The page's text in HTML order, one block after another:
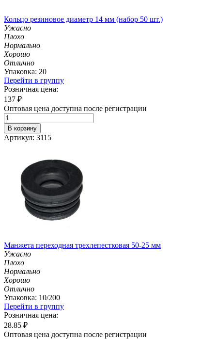
Кольцо резиновое диаметр 14 мм (набор 50 шт.)
Ужасно
Плохо
Нормально
Хорошо
Отлично
Упаковка: 20
Перейти в группу
Розничная цена:
137 ₽
Оптовая цена доступна после регистрации
В корзину
Артикул: 3115
Манжета переходная трехлепестковая 50-25 мм
Ужасно
Плохо
Нормально
Хорошо
Отлично
Упаковка: 10/200
Перейти в группу
Розничная цена:
28.85 ₽
Оптовая цена доступна после регистрации